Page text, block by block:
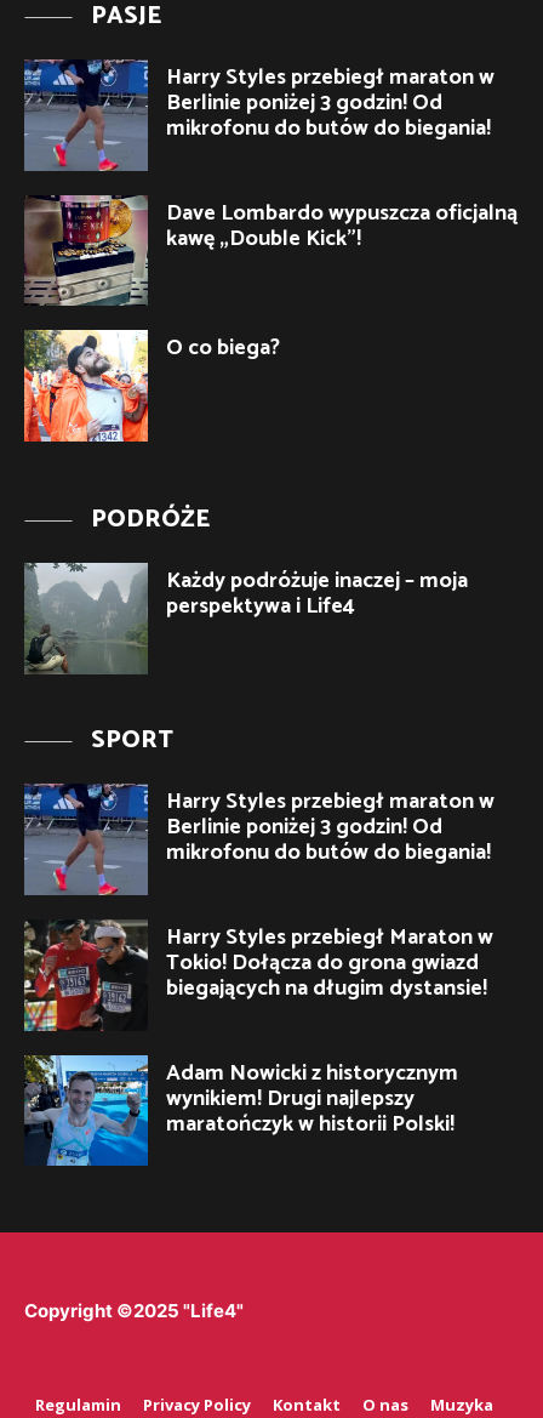
PASJE
Harry Styles przebiegł maraton w
Berlinie poniżej 3 godzin! Od
mikrofonu do butów do biegania!
Dave Lombardo wypuszcza oficjalną
kawę „Double Kick”!
O co biega?
PODRÓŻE
Każdy podróżuje inaczej – moja
perspektywa i Life4
SPORT
Harry Styles przebiegł maraton w
Berlinie poniżej 3 godzin! Od
mikrofonu do butów do biegania!
Harry Styles przebiegł Maraton w
Tokio! Dołącza do grona gwiazd
biegających na długim dystansie!
Adam Nowicki z historycznym
wynikiem! Drugi najlepszy
maratończyk w historii Polski!
Copyright ©2025 "Life4"
Regulamin Privacy Policy Kontakt O nas Muzyka